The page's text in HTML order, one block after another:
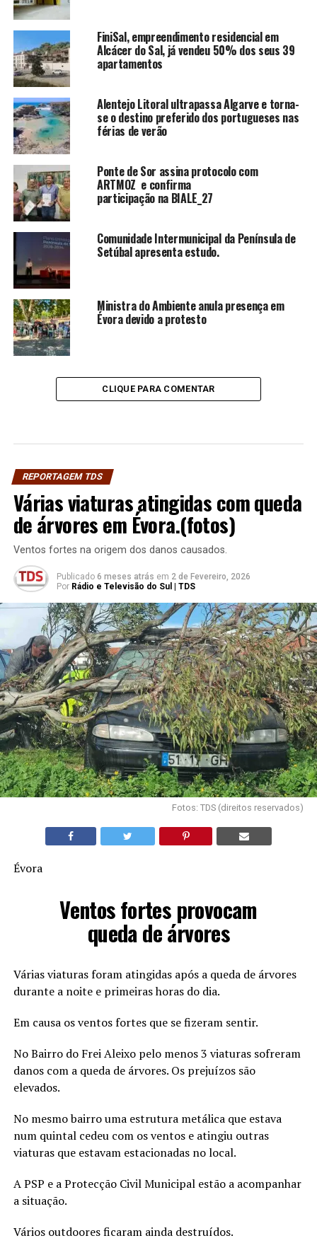
FiniSal, empreendimento residencial em
Alcácer do Sal, já vendeu 50% dos seus 39
apartamentos
Alentejo Litoral ultrapassa Algarve e torna-
se o destino preferido dos portugueses nas
férias de verão
Ponte de Sor assina protocolo com
ARTMOZ e confirma
participação na BIALE_27
Comunidade Intermunicipal da Península de
Setúbal apresenta estudo.
Ministra do Ambiente anula presença em
Évora devido a protesto
CLIQUE PARA COMENTAR
REPORTAGEM TDS
Várias viaturas atingidas com queda
de árvores em Évora.(fotos)
Ventos fortes na origem dos danos causados.
Publicado 6 meses atrás em 2 de Fevereiro, 2026
Por Rádio e Televisão do Sul | TDS
Fotos: TDS (direitos reservados)
Évora
Ventos fortes provocam
queda de árvores
Várias viaturas foram atingidas após a queda de árvores
durante a noite e primeiras horas do dia.
Em causa os ventos fortes que se fizeram sentir.
No Bairro do Frei Aleixo pelo menos 3 viaturas sofreram
danos com a queda de árvores. Os prejuízos são
elevados.
No mesmo bairro uma estrutura metálica que estava
num quintal cedeu com os ventos e atingiu outras
viaturas que estavam estacionadas no local.
A PSP e a Protecção Civil Municipal estão a acompanhar
a situação.
Vários outdoores ficaram ainda destruídos.